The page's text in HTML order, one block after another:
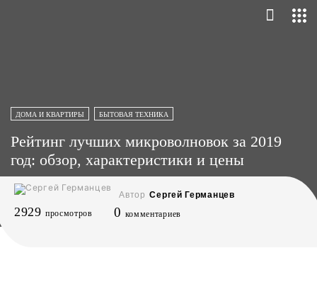
ДОМА И КВАРТИРЫ БЫТОВАЯ ТЕХНИКА
Рейтинг лучших микроволновок за 2019
год: обзор, характеристики и цены
Автор Сергей Германцев
2929 просмотров 0 комментариев